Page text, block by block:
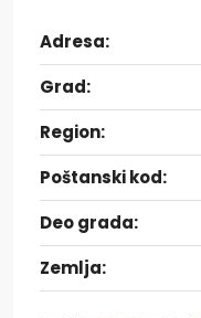
Adresa:
Grad:
Region:
Poštanski kod:
Deo grada:
Zemlja: